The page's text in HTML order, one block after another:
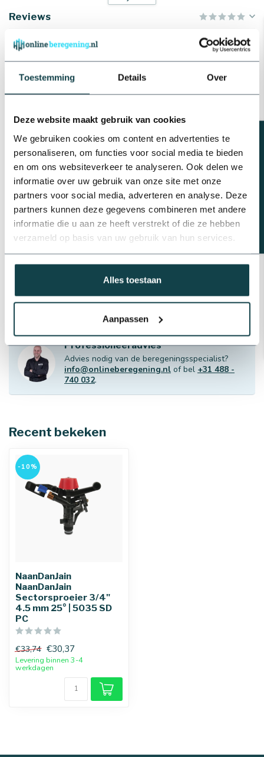
Toestemming Details Over
Deze website maakt gebruik van cookies
We gebruiken cookies om content en advertenties te
personaliseren, om functies voor social media te bieden
en om ons websiteverkeer te analyseren. Ook delen we
informatie over uw gebruik van onze site met onze
partners voor social media, adverteren en analyse. Deze
partners kunnen deze gegevens combineren met andere
informatie die u aan ze heeft verstrekt of die ze hebben
verzameld op basis van uw gebruik van hun services.
Alles toestaan
Aanpassen
Kleur
Reviews
Gerelateerde producten
NaanDanJain Sectorsproeier
messing ½" | type 423 WP
€38,15
NaanDanJain 360°
Rondsproeier messing ¾" |
type RC 130
Op voorraad
€22,65
€20,39
Messing verloopring |
Binnendraad x buitendraad
Op voorraad
€2,12
Bonfix Teflontape/PFTE tape |
Op voorraad
Professioneel advies
Advies nodig van de beregeningsspecialist?
info@onlineberegening.nl of bel +31 488 -
740 032.
Recent bekeken
-10%
NaanDanJain
NaanDanJain
Sectorsproeier 3/4"
4.5 mm 25° | 5035 SD
PC
€33,74 €30,37
Levering binnen 3-4
werkdagen
Beregeningsplan?